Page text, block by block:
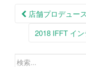
投店舗プロデュース
2018 IFFT イ
検